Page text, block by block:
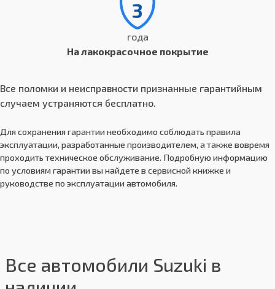
3
года
На лакокрасочное покрытие
Все поломки и неисправности признанные гарантийным
случаем устраняются бесплатно.
Для сохранения гарантии необходимо соблюдать правила
эксплуатации, разработанные производителем, а также вовремя
проходить техническое обслуживание. Подробную информацию
по условиям гарантии вы найдете в сервисной книжке и
руководстве по эксплуатации автомобиля.
Все автомобили Suzuki в